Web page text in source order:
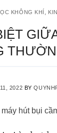
KHÔNG KHÍ ,
2022 BY